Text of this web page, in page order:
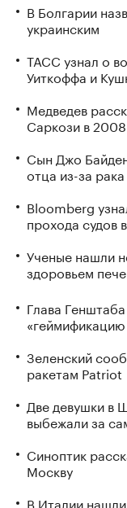
В Болгарии
украинским
ТАСС узнал о
Уиткоффа и
Медведев
Саркози в
Сын Джо
отца из-за рака
Bloomberg
прохода судов
Ученые нашли
здоровьем
Глава
Зеленский
ракетам Patriot
Две девушки в
выбежали за
Синоптик
Москву
В Италии